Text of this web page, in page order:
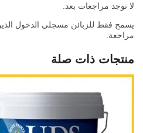
لا توجد مراجعات بعد.
يسمح فقط للزبائن مسجلي الدخول
مراجعة.
منتجات ذات صلة